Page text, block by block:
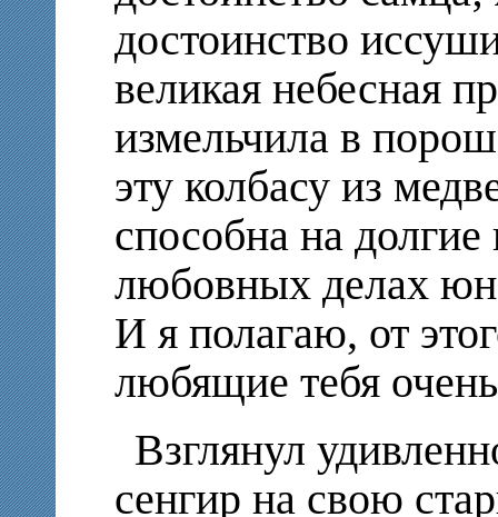
достоинство
великая небесная
измельчила в
эту колбасу из
способна на долгие
любовных делах
И я полагаю, от
любящие тебя
Взглянул
сенгир на свою